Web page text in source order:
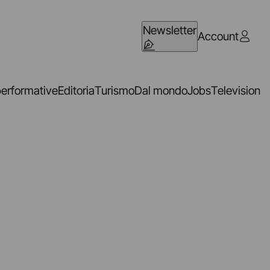
NewsletterAccount
EditoriaTurismoDal mondoJobsTelevision